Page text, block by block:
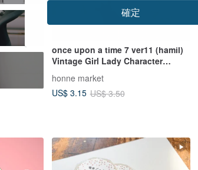
once upon a time 7 ver11 (hamil)
Vintage Girl Lady Character
honne market
US$ 3.15 US$ 3.50
確定